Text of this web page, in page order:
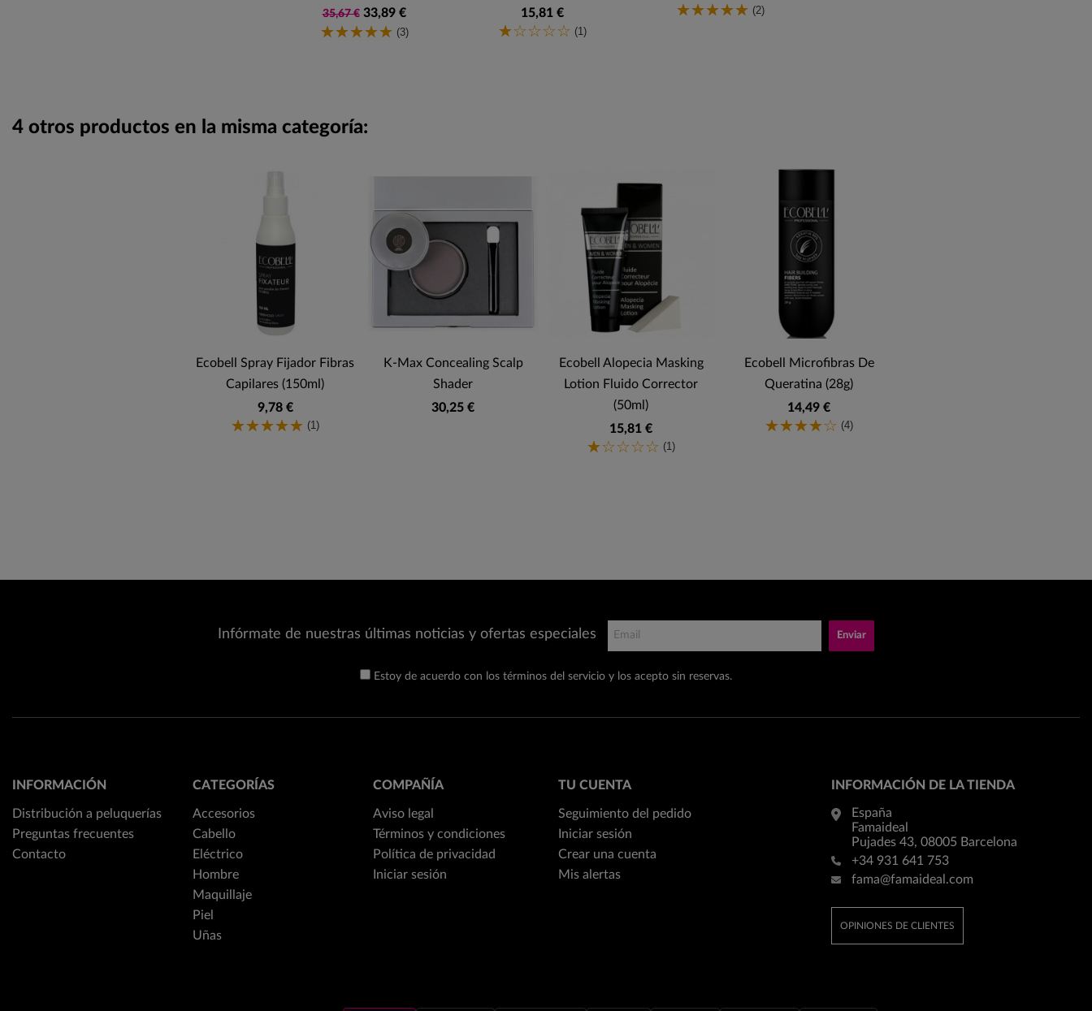
35,67 € 33,89 €
(3)
15,81 €
(1)
(2)
4 otros productos en la misma categoría:
Ecobell Spray Fijador Fibras
Capilares (150ml)
9,78 €
(1)
K-Max Concealing Scalp
Shader
30,25 €
Ecobell Alopecia Masking
Lotion Fluido Corrector
(50ml)
15,81 €
(1)
Ecobell Microfibras De
Queratina (28g)
14,49 €
(4)
Infórmate de nuestras últimas noticias y ofertas especiales Enviar
Estoy de acuerdo con los términos del servicio y los acepto sin reservas.
INFORMACIÓN
Distribución a peluquerías
Preguntas frecuentes
Contacto
CATEGORÍAS
Accesorios
Cabello
Eléctrico
Hombre
Maquillaje
Piel
Uñas
COMPAÑÍA
Aviso legal
Términos y condiciones
Política de privacidad
Iniciar sesión
TU CUENTA
Seguimiento del pedido
Iniciar sesión
Crear una cuenta
Mis alertas
INFORMACIÓN DE LA TIENDA
España
Famaideal
Pujades 43, 08005 Barcelona
+34 931 641 753
fama@famaideal.com
OPINIONES DE CLIENTES